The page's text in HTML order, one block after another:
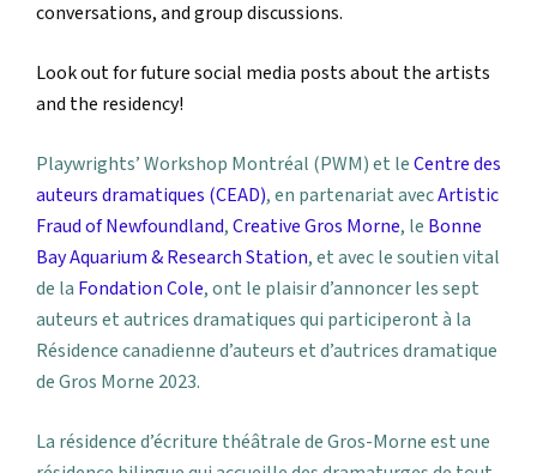
conversations, and group discussions.
Look out for future social media posts about the artists
and the residency!
Playwrights’ Workshop Montréal (PWM) et leCentre des
auteurs dramatiques (CEAD), en partenariat avecArtistic
Fraud of Newfoundland,Creative Gros Morne, le Bonne
Bay Aquarium & Research Station, et avec le soutien vital
de la Fondation Cole, ont le plaisir d’annoncer les sept
auteurs et autrices dramatiques qui participeront à la
Résidence canadienne d’auteurs et d’autrices dramatique
de Gros Morne 2023.
La résidence d’écriture théâtrale de Gros-Morne est une